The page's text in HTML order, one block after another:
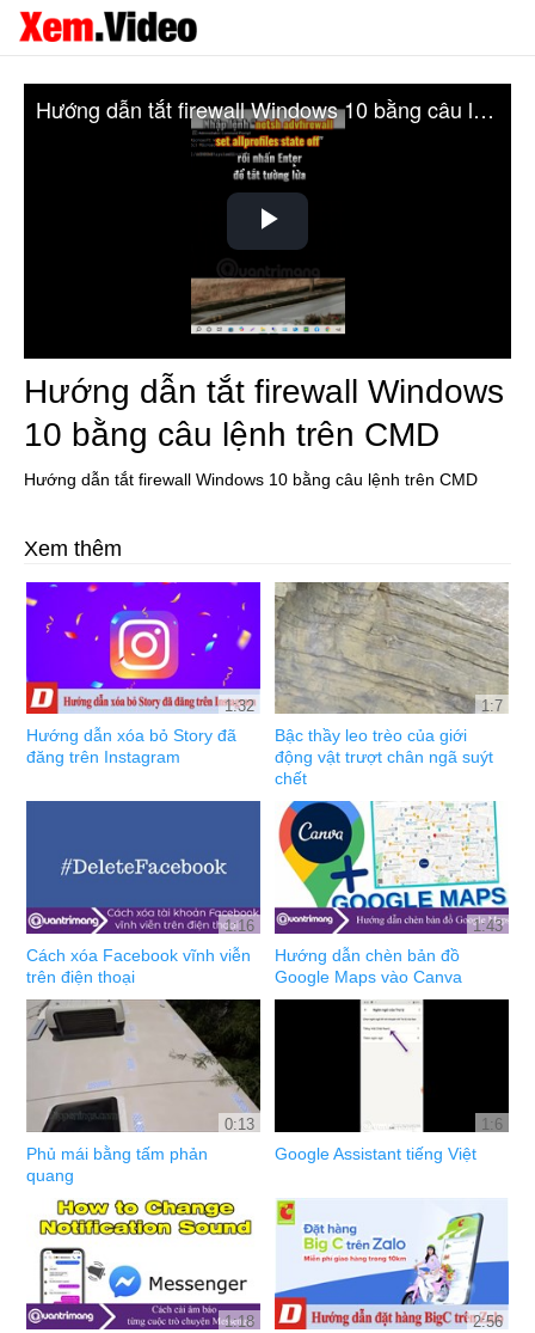
Play
Video
Hướng dẫn tắt firewall Windows 10 bằng câu lệnh trên CMD
Hướng dẫn tắt firewall Windows
10 bằng câu lệnh trên CMD
Hướng dẫn tắt firewall Windows 10 bằng câu lệnh trên CMD
Xem thêm
1:32
Hướng dẫn xóa bỏ Story đã
đăng trên Instagram
1:7
Bậc thầy leo trèo của giới
động vật trượt chân ngã suýt
chết
1:16
Cách xóa Facebook vĩnh viễn
trên điện thoại
1:43
Hướng dẫn chèn bản đồ
Google Maps vào Canva
0:13
Phủ mái bằng tấm phản
quang
1:6
Google Assistant tiếng Việt
1:18 2:56